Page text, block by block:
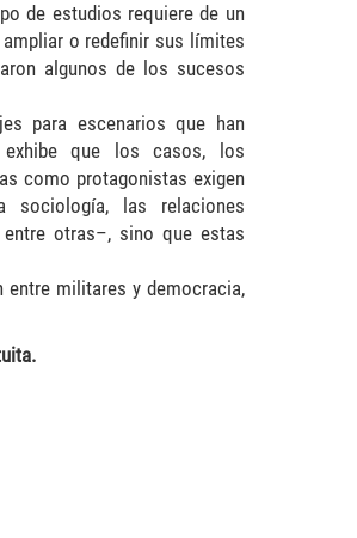
de estudios requiere de un
o redefinir sus límites
algunos de los sucesos
para escenarios que han
que los casos, los
como protagonistas exigen
las relaciones
otras–, sino que estas
militares y democracia,